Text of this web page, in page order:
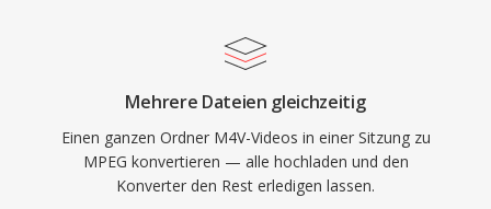
Mehrere Dateien gleichzeitig
Einen ganzen Ordner M4V-Videos in einer Sitzung zu
MPEG konvertieren — alle hochladen und den
Konverter den Rest erledigen lassen.